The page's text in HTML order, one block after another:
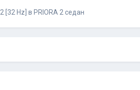
[32 Hz] в PRIORA 2 седан